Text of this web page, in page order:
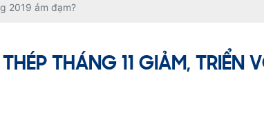
2019 ảm đạm?
THÁNG 11 GIẢM, TRIỂN